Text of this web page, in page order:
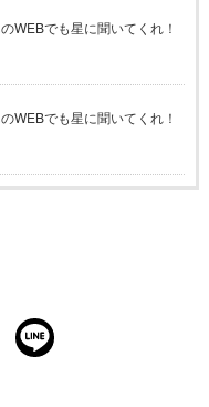
WEBでも星に聞いてくれ！
WEBでも星に聞いてくれ！